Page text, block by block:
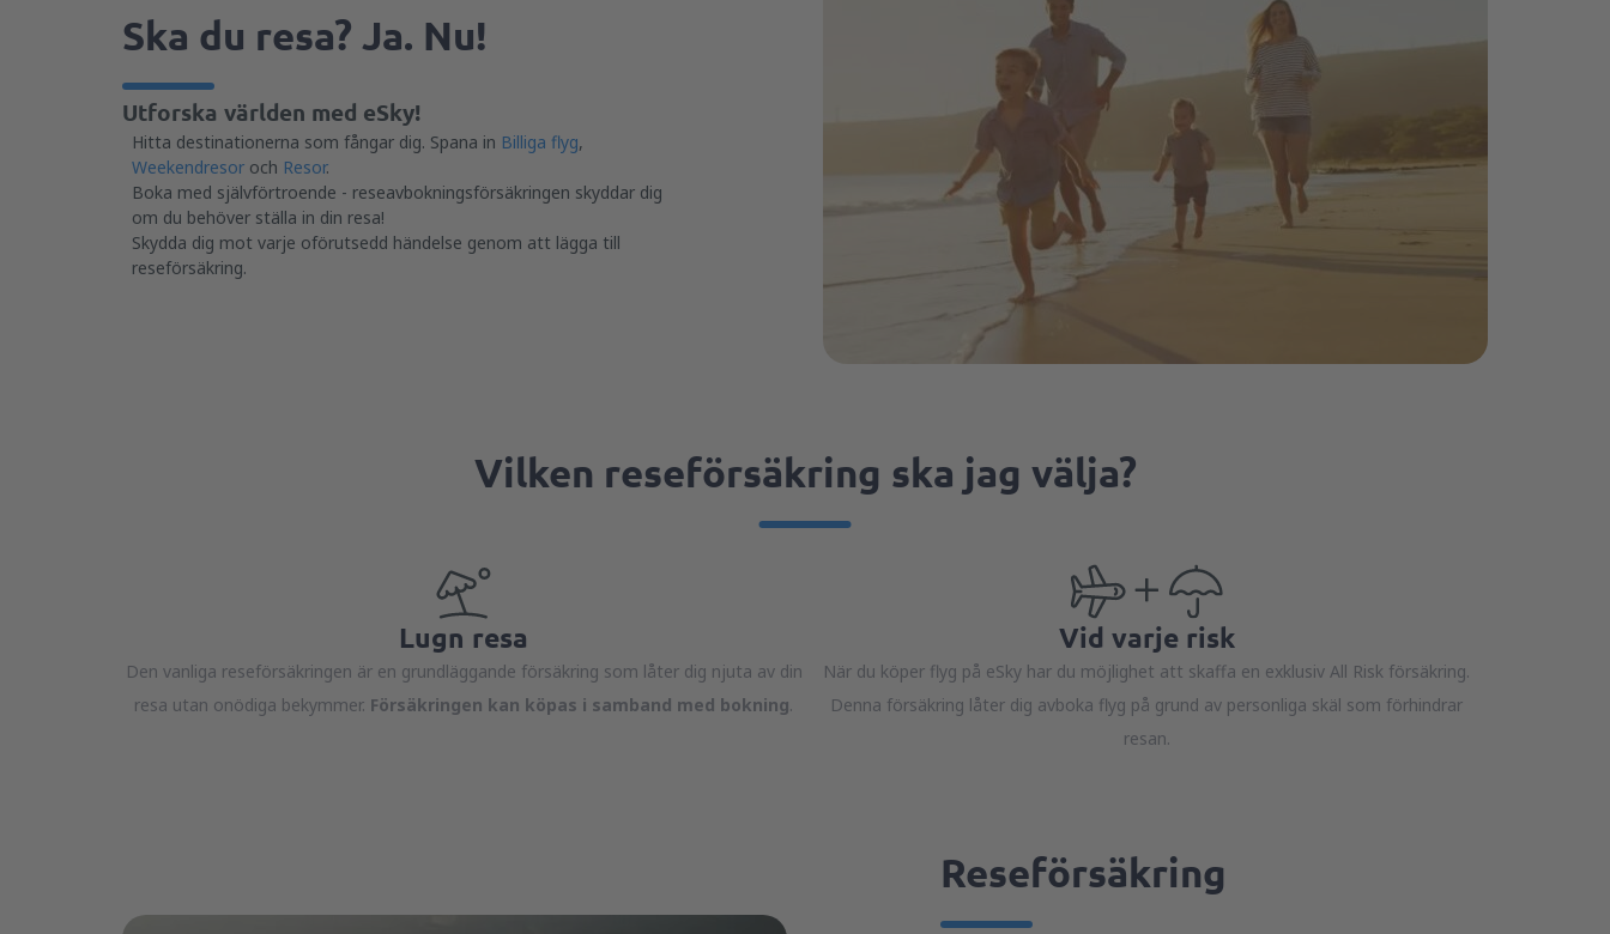
Ska du resa? Ja. Nu!
Utforska världen med eSky!
Hitta destinationerna som fångar dig. Spana in Billiga flyg,
Weekendresor och Resor.
Boka med självförtroende - reseavbokningsförsäkringen skyddar dig
om du behöver ställa in din resa!
Skydda dig mot varje oförutsedd händelse genom att lägga till
reseförsäkring.
Vilken reseförsäkring ska jag välja?
Lugn resa
Den vanliga reseförsäkringen är en grundläggande försäkring som låter dig njuta av din
resa utan onödiga bekymmer. Försäkringen kan köpas i samband med bokning.
Vid varje risk
När du köper flyg på eSky har du möjlighet att skaffa en exklusiv All Risk försäkring.
Denna försäkring låter dig avboka flyg på grund av personliga skäl som förhindrar
resan.
Reseförsäkring